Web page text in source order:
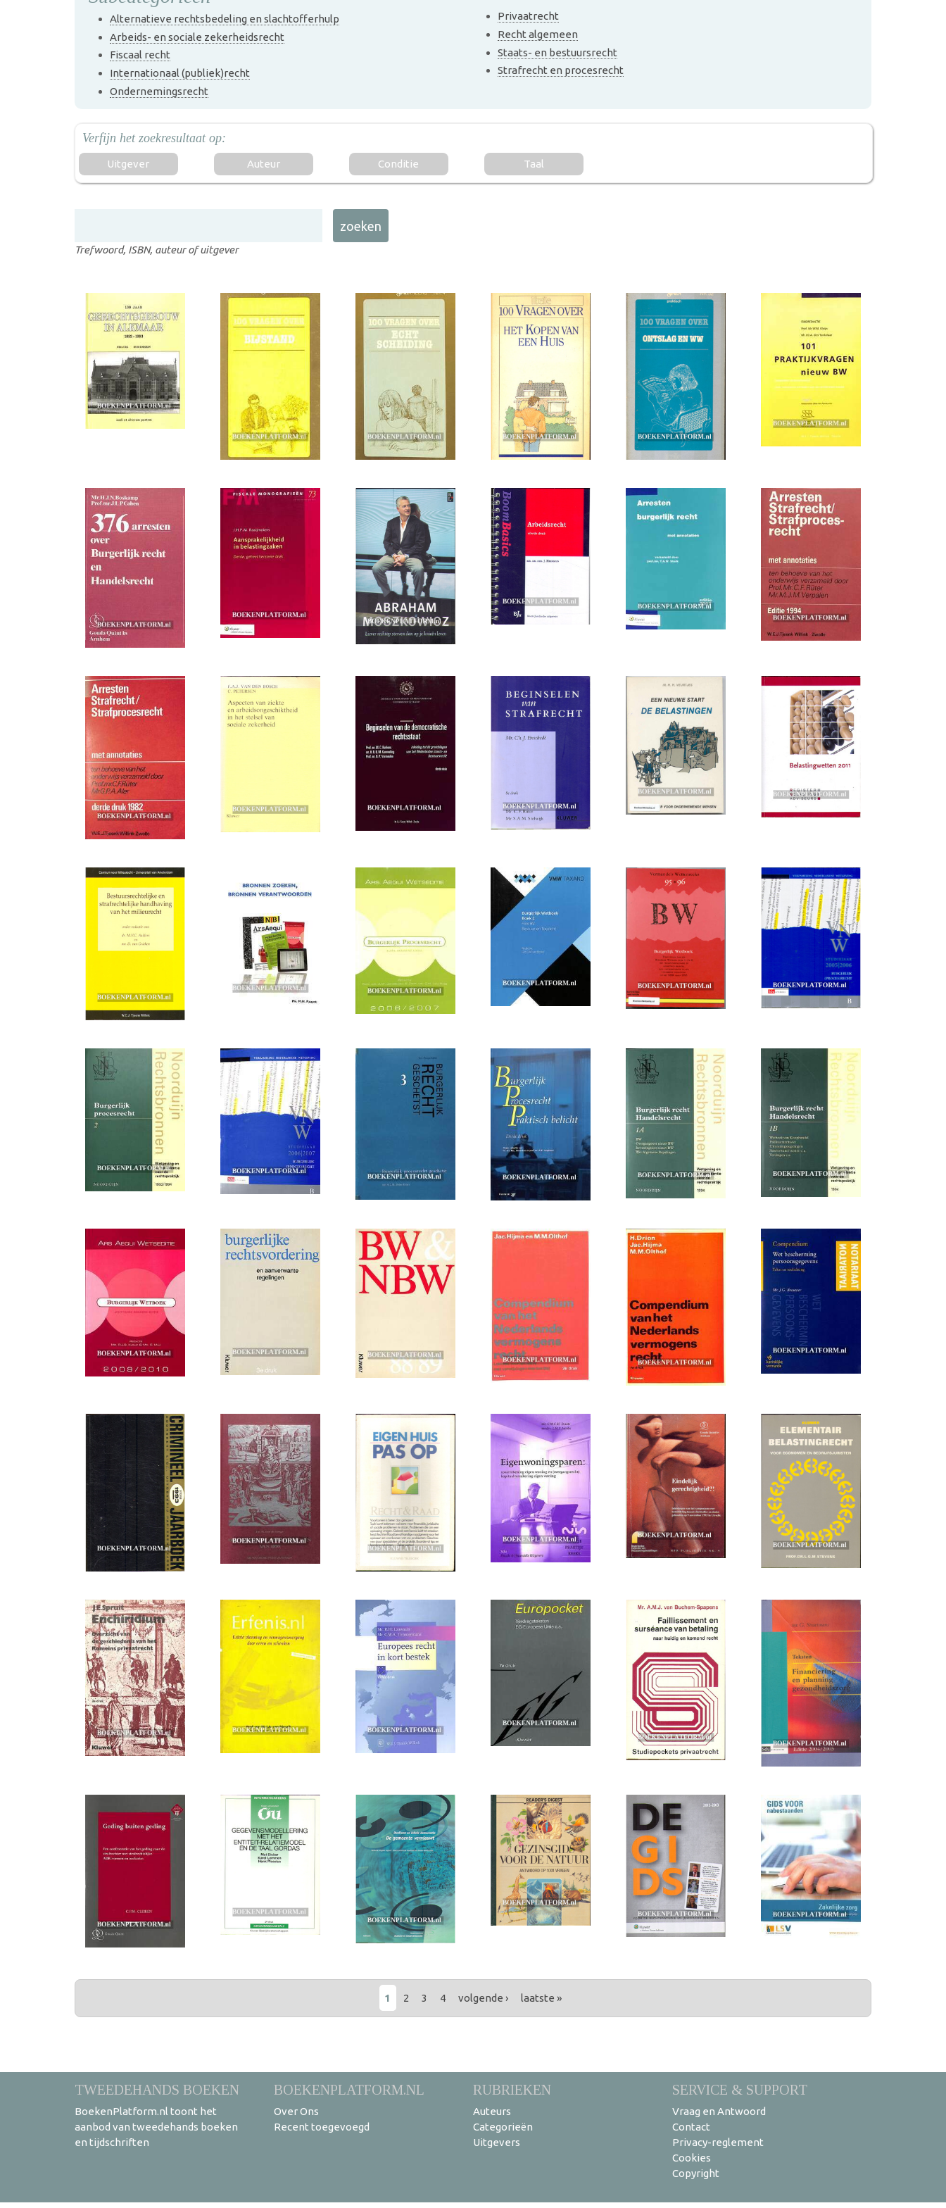
Alternatieve rechtsbedeling en slachtofferhulp
Arbeids- en sociale zekerheidsrecht
Fiscaal recht
Internationaal (publiek)recht
Ondernemingsrecht
Privaatrecht
Recht algemeen
Staats- en bestuursrecht
Strafrecht en procesrecht
Uitgever Auteur Conditie Taal
Trefwoord, ISBN, auteur of uitgever
PAGINA'S 1 2 3 4 volgende › laatste »
TWEEDEHANDS BOEKEN
BoekenPlatform.nl toont het
aanbod van tweedehands boeken
en tijdschriften
BOEKENPLATFORM.NL
Over Ons
Recent toegevoegd
RUBRIEKEN
Auteurs
Categorieën
Uitgevers
SERVICE & SUPPORT
Vraag en Antwoord
Contact
Privacy-reglement
Cookies
Copyright